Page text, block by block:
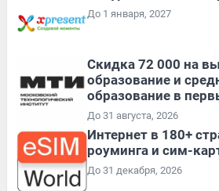
До 1 января, 2027
Скидка 72 000 на
образование и
образование в
До 31 августа, 2026
Интернет в 180+
роуминга и сим-
До 31 декабря, 2026